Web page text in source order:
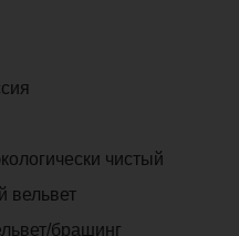
чистый
вельвет
брашинг